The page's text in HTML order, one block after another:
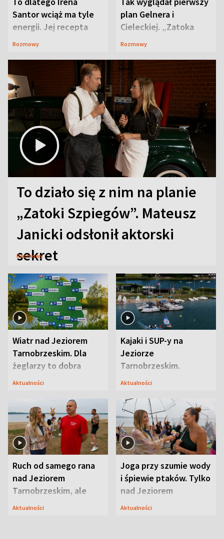
Santor wciąż ma tyle
energii. Jej recepta
jest zaskakująco
Rozmowy
plan Gelnera i
Cieleckiej. „Zatoka
szpiegów” od razu ich
Rozmowy
To działo się z nim na planie
„Zatoki Szpiegów”. Mateusz
Janicki odsłonił aktorski
sekret
Rozmowy
Wiatr nad Jeziorem
Tarnobrzeskim. Dla
żeglarzy to dobra
wiadomość
Aktualności
Kajaki i SUP-y na
Jeziorze
Tarnobrzeskim.
Przyrodnicy zwracają
Aktualności
Ruch od samego rana
nad Jeziorem
Tarnobrzeskim, ale
ważna jest jedna
Aktualności
Joga przy szumie wody
i śpiewie ptaków. Tylko
nad Jeziorem
Tarnobrzeskim
Aktualności